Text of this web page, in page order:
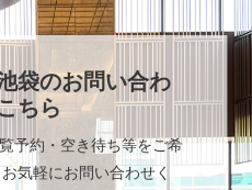
袋のお問い合わ
ちら
予約・空き待ち等をご希
気軽にお問い合わせく